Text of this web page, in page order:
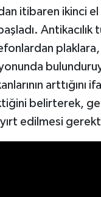
itibaren ikinci
Antikacılık
plaklara,
belirterek,
edilmesi